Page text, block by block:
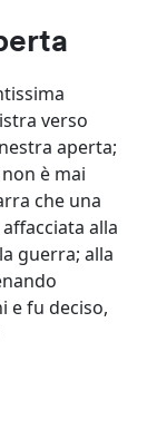
verso
aperta;
è mai
che una
alla
guerra; alla
e fu deciso,